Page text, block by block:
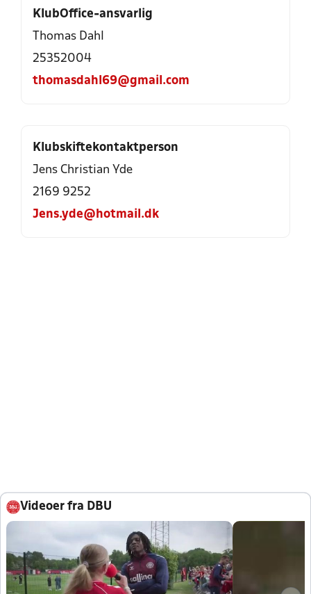
KlubOffice-ansvarlig
Thomas Dahl
25352004
thomasdahl69@gmail.com
Klubskiftekontaktperson
Jens Christian Yde
2169 9252
Jens.yde@hotmail.dk
Videoer fra DBU